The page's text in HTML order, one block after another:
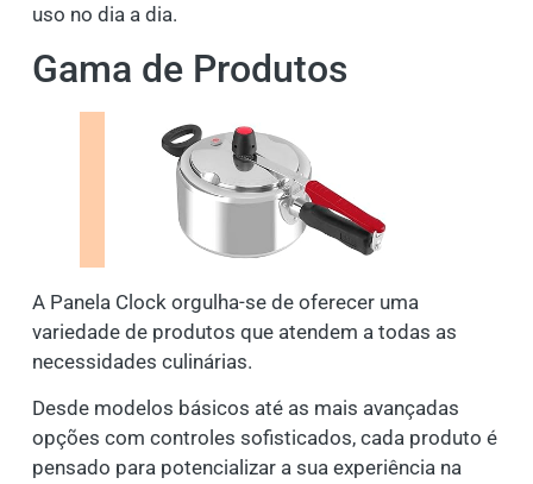
uso no dia a dia.
Gama de Produtos
A Panela Clock orgulha-se de oferecer uma
variedade de produtos que atendem a todas as
necessidades culinárias.
Desde modelos básicos até as mais avançadas
opções com controles sofisticados, cada produto é
pensado para potencializar a sua experiência na